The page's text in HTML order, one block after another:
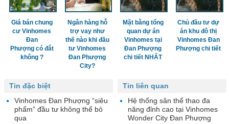
Giá bán chung
cư Vinhomes
Đan
Phượng có đắt
không ?
Ngân hàng hỗ
trợ vay như
thế nào khi đầu
tư Vinhomes
Đan Phượng
City?
Mặt bằng tổng
quan dự án
Vinhomes tại
Đan Phượng
chi tiết NHẤT
Chủ đầu tư dự
án khu đô thị
Vinhomes Đan
Phượng chi tiết
Tin liên quan
Hệ thống sân thể thao đa
năng đỉnh cao tại Vinhomes
Wonder City Đan Phượng
Tin đặc biệt
Vinhomes Đan Phượng “siêu
phẩm” đầu tư không thể bỏ
qua